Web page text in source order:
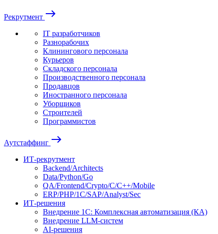
Рекрутмент east
IT разработчиков
Разнорабочих
Клинингового персонала
Курьеров
Складского персонала
Производственного персонала
Продавцов
Иностранного персонала
Уборщиков
Строителей
Программистов
Аутстаффинг east
ИТ-рекрутмент
Backend/Architects
Data/Python/Go
QA/Frontend/Crypto/C/C++/Mobile
ERP/PHP/1C/SAP/Analyst/Sec
ИТ-решения
Внедрение 1С: Комплексная автоматизация (КА)
Внедрение LLM-систем
AI-решения